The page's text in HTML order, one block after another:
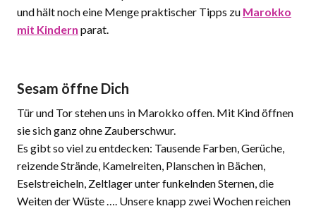
und hält noch eine Menge praktischer Tipps zu Marokko
mit Kindern parat.
Sesam öffne Dich
Tür und Tor stehen uns in Marokko offen. Mit Kind öffnen
sie sich ganz ohne Zauberschwur.
Es gibt so viel zu entdecken: Tausende Farben, Gerüche,
reizende Strände, Kamelreiten, Planschen in Bächen,
Eselstreicheln, Zeltlager unter funkelnden Sternen, die
Weiten der Wüste …. Unsere knapp zwei Wochen reichen